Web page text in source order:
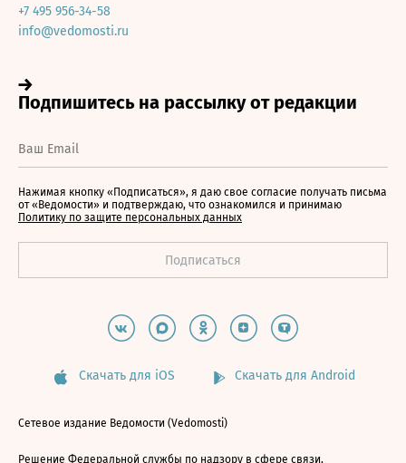
+7 495 956-34-58
info@vedomosti.ru
Нажимая кнопку «Подписаться», я даю свое согласие получать письма
от «Ведомости» и подтверждаю, что ознакомился и принимаю
Политику по защите персональных данных
Скачать для iOS Скачать для Android
Сетевое издание Ведомости (Vedomosti)
Решение Федеральной службы по надзору в сфере связи,